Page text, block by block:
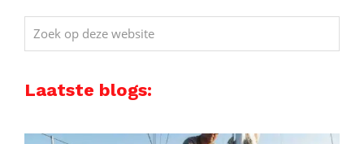
Zoek
op
website
Laatste blogs: